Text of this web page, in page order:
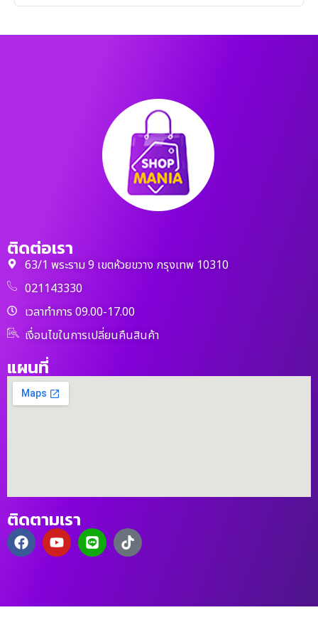
ติดต่อเรา
63/1 พระราม 9 เขตห้วยขวาง กรุงเทพ 10310
021143330
เวลาทำการ 09.00-17.00
เงื่อนไขในการเปลี่ยนคืนสินค้า
แผนที่
ติดตามเรา